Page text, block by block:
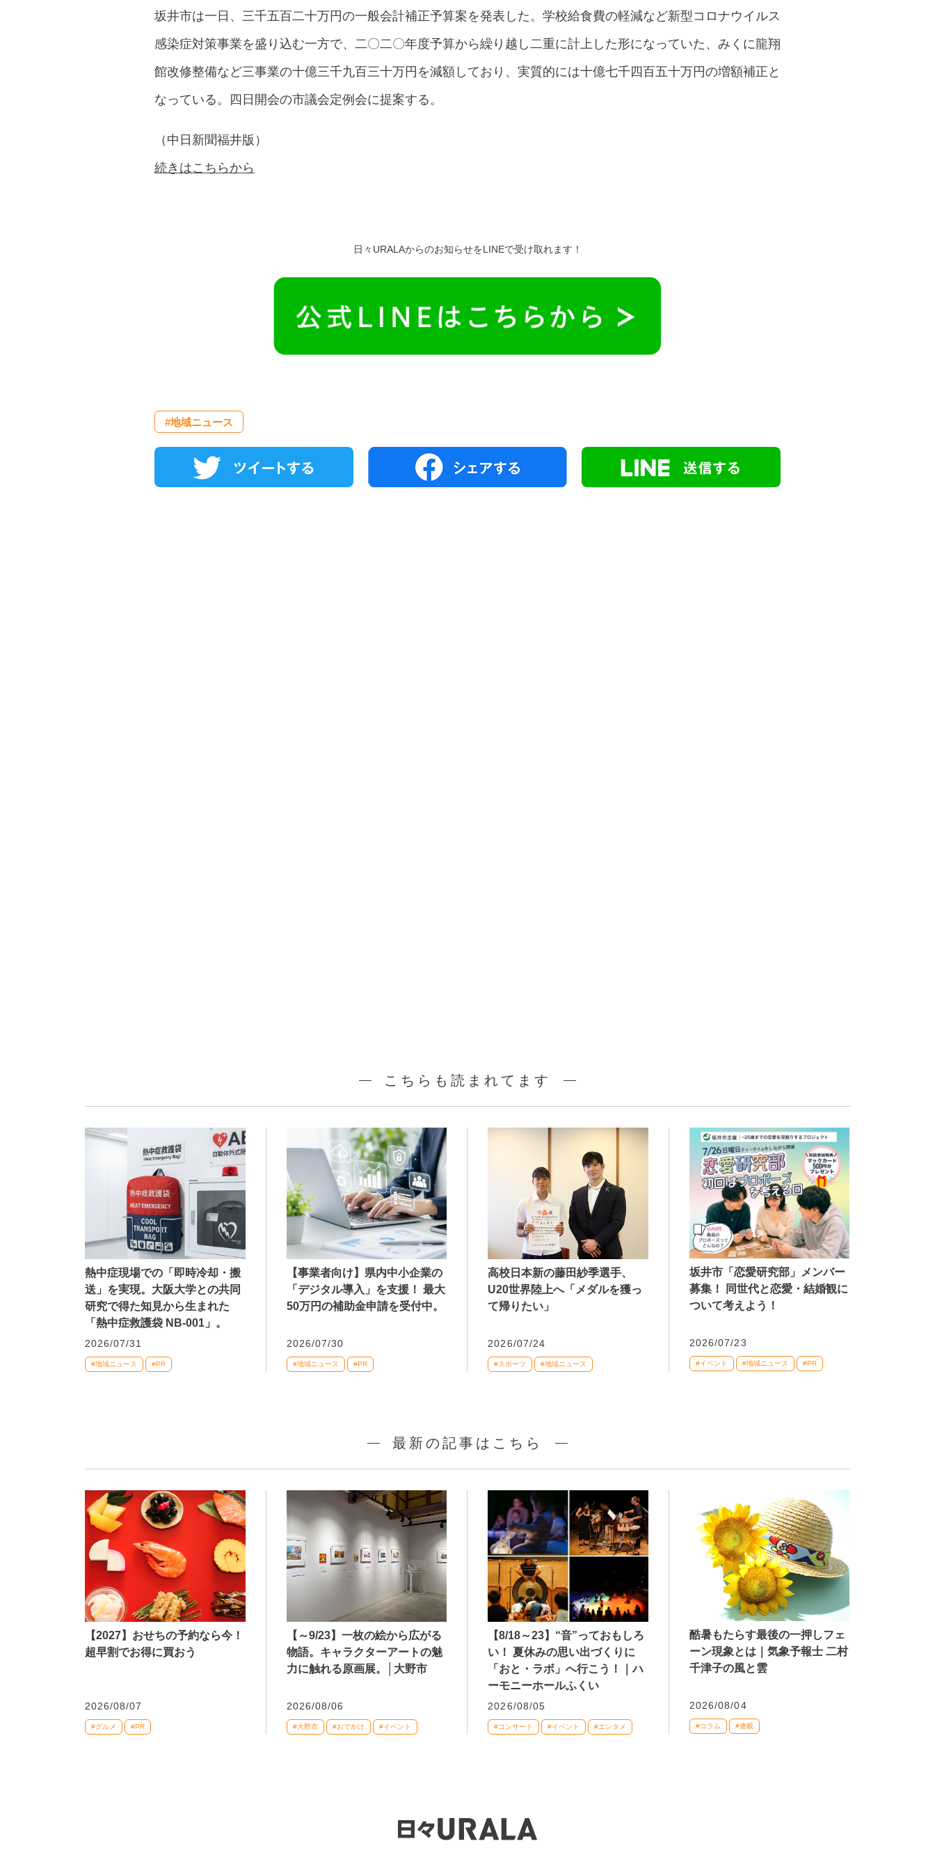
坂井市は一日、三千五百二十万円の一般会計補正予算案を発表した。学校給食費の軽減など新型コロナウイルス
感染症対策事業を盛り込む一方で、二〇二〇年度予算から繰り越し二重に計上した形になっていた、みくに龍翔
館改修整備など三事業の十億三千九百三十万円を減額しており、実質的には十億七千四百五十万円の増額補正と
なっている。四日開会の市議会定例会に提案する。
（中日新聞福井版）
続きはこちらから
日々URALAからのお知らせをLINEで受け取れます！
#地域ニュース
こちらも読まれてます
熱中症現場での「即時冷却・搬
送」を実現。大阪大学との共同
研究で得た知見から生まれた
「熱中症救護袋 NB-001」。
2026/07/31
#地域ニュース #PR
【事業者向け】県内中小企業の
「デジタル導入」を支援！ 最大
50万円の補助金申請を受付中。
2026/07/30
#地域ニュース #PR
高校日本新の藤田紗季選手、
U20世界陸上へ「メダルを獲っ
て帰りたい」
2026/07/24
#スポーツ #地域ニュース
坂井市「恋愛研究部」メンバー
募集！ 同世代と恋愛・結婚観に
ついて考えよう！
2026/07/23
#イベント #地域ニュース #PR
最新の記事はこちら
【2027】おせちの予約なら今！
超早割でお得に買おう
2026/08/07
#グルメ #PR
【～9/23】一枚の絵から広がる
物語。キャラクターアートの魅
力に触れる原画展。│大野市
2026/08/06
#大野市 #おでかけ #イベント
【8/18～23】“音”っておもしろ
い！ 夏休みの思い出づくりに
「おと・ラボ」へ行こう！｜ハ
ーモニーホールふくい
2026/08/05
#コンサート #イベント #エンタメ
酷暑もたらす最後の一押しフェ
ーン現象とは｜気象予報士 二村
千津子の風と雲
2026/08/04
#コラム #連載